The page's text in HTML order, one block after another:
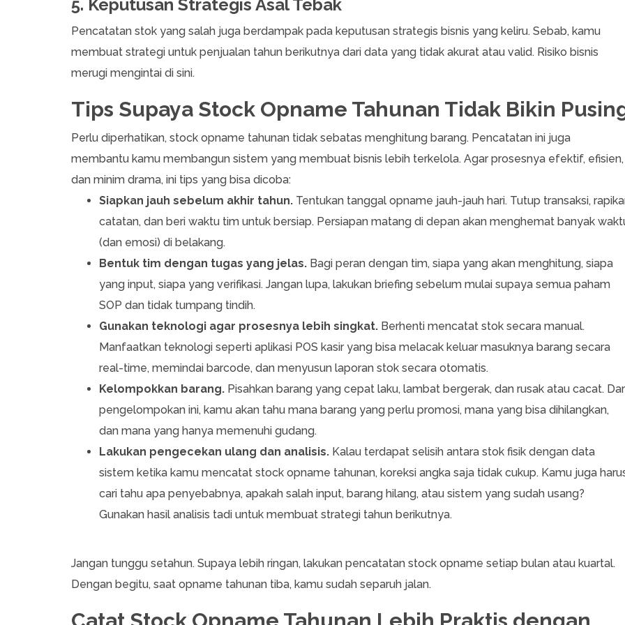
5. Keputusan Strategis Asal Tebak
Pencatatan stok yang salah juga berdampak pada keputusan strategis bisnis yang keliru. Sebab, kamu
membuat strategi untuk penjualan tahun berikutnya dari data yang tidak akurat atau valid. Risiko bisnis
merugi mengintai di sini.
Tips Supaya Stock Opname Tahunan Tidak Bikin
Perlu diperhatikan, stock opname tahunan tidak sebatas menghitung barang. Pencatatan ini juga
membantu kamu membangun sistem yang membuat bisnis lebih terkelola. Agar prosesnya efektif, efisien,
dan minim drama, ini tips yang bisa dicoba:
Siapkan jauh sebelum akhir tahun. Tentukan tanggal opname jauh-jauh hari. Tutup transaksi,
catatan, dan beri waktu tim untuk bersiap. Persiapan matang di depan akan menghemat banyak
(dan emosi) di belakang.
Bentuk tim dengan tugas yang jelas. Bagi peran dengan tim, siapa yang akan menghitung, siapa
yang input, siapa yang verifikasi. Jangan lupa, lakukan briefing sebelum mulai supaya semua paham
SOP dan tidak tumpang tindih.
Gunakan teknologi agar prosesnya lebih singkat. Berhenti mencatat stok secara manual.
Manfaatkan teknologi seperti aplikasi POS kasir yang bisa melacak keluar masuknya barang secara
real-time, memindai barcode, dan menyusun laporan stok secara otomatis.
Kelompokkan barang. Pisahkan barang yang cepat laku, lambat bergerak, dan rusak atau cacat.
pengelompokan ini, kamu akan tahu mana barang yang perlu promosi, mana yang bisa dihilangkan,
dan mana yang hanya memenuhi gudang.
Lakukan pengecekan ulang dan analisis. Kalau terdapat selisih antara stok fisik dengan data
sistem ketika kamu mencatat stock opname tahunan, koreksi angka saja tidak cukup. Kamu juga
cari tahu apa penyebabnya, apakah salah input, barang hilang, atau sistem yang sudah usang?
Gunakan hasil analisis tadi untuk membuat strategi tahun berikutnya.
Jangan tunggu setahun. Supaya lebih ringan, lakukan pencatatan stock opname setiap bulan atau kuartal.
Dengan begitu, saat opname tahunan tiba, kamu sudah separuh jalan.